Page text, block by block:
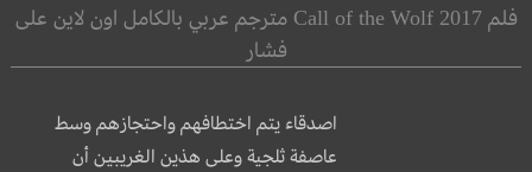
فلم Call of the Wolf 2017 مترجم عربي بالكامل اون لاين على
فشار
اصدقاء يتم اختطافهم واحتجازهم وسط
عاصفة ثلجية وعلى هذين الغريبين أن